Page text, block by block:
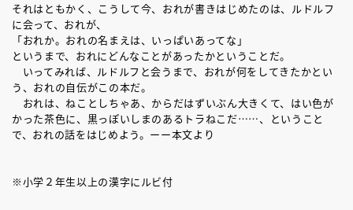
それはともかく、こうして今、おれが書きはじめたのは、ルドルフ
に会って、おれが、
「おれか。おれの名まえは、いっぱいあってな」
というまで、おれにどんなことがあったかということだ。
いってみれば、ルドルフと会うまで、おれが何をしてきたかとい
う、おれの自伝がこの本だ。
おれは、ねことしちゃあ、からだはずいぶん大きくて、はい色が
かった茶色に、黒っぽいしまのあるトラねこだ……、ということ
で、おれの話をはじめよう。ーー本文より
※小学２年生以上の漢字にルビ付